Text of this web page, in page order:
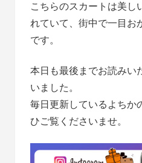
こちらのスカートは美し
れていて、街中で一目お
です。
本日も最後までお読みい
いました。
毎日更新しているよちか
ひご覧くださいませ。